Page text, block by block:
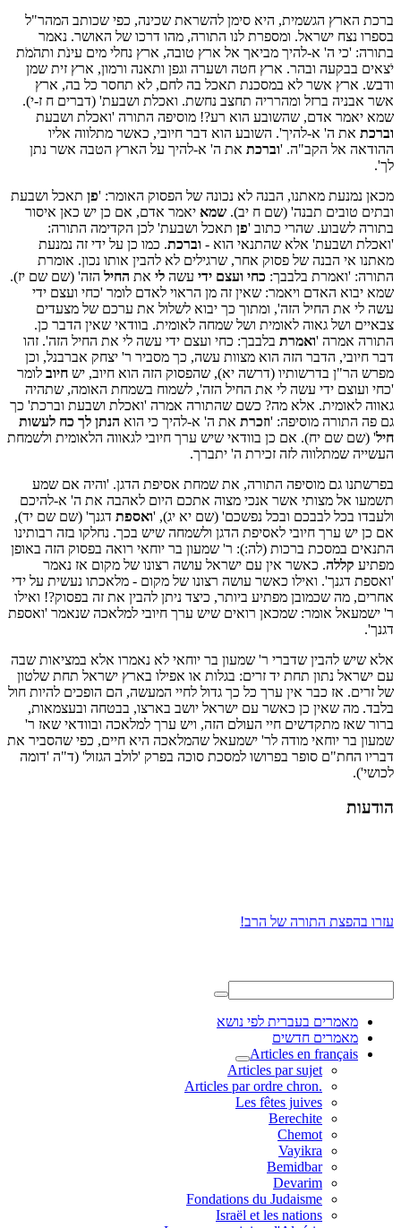
ברכת הארץ הגשמית, היא סימן להשראת שכינה, כפי שכותב המהר"ל
בספרו נצח ישראל. ומספרת לנו התורה, מהו דרכו של האושר. נאמר
בתורה: 'כי ה' א-להיך מביאך אל ארץ טובה, ארץ נחלי מים עינֹת ותהֹמֹת
יֹצאים בבקעה ובהר. ארץ חטה ושערה וגפן ותאנה ורמון, ארץ זית שמן
ודבש. ארץ אשר לא במסכנת תאכל בה לחם, לא תחסר כל בה, ארץ
אשר אבניה ברזל ומהרריה תחצב נחשת. ואכלת ושבעת' (דברים ח ז-י).
שמא יאמר אדם, שהשובע הוא רע?! מוסיפה התורה 'ואכלת ושבעת
וברכת את ה' א-להיך'. השובע הוא דבר חיובי, כאשר מתלווה אליו
ההודאה אל הקב"ה. 'וברכת את ה' א-להיך על הארץ הטבה אשר נתן
לך'.
מכאן נמנעת מאתנו, הבנה לא נכונה של הפסוק האומר: 'פן תאכל ושבעת
ובתים טובים תבנה' (שם ח יב). שמא יאמר אדם, אם כן יש כאן איסור
בתורה לשבוע. שהרי כתוב 'פן תאכל ושבעת' לכן הקדימה התורה:
'ואכלת ושבעת' אלא שהתנאי הוא - וברכת. כמו כן על ידי זה נמנעת
מאתנו אי הבנה של פסוק אחר, שרגילים לא להבין אותו נכון. אומרת
התורה: 'ואמרת בלבבך: כחי ועצם ידי עשה לי את החיל הזה' (שם שם יז).
שמא יבוא האדם ויאמר: שאין זה מן הראוי לאדם לומר 'כחי ועצם ידי
עשה לי את החיל הזה', ומתוך כך יבוא לשלול את ערכם של מצעדים
צבאיים ושל גאוה לאומית ושל שמחה לאומית. בוודאי שאין הדבר כן.
התורה אמרה 'ואמרת בלבבך: כחי ועצם ידי עשה לי את החיל הזה'. זהו
דבר חיובי, הדבר הזה הוא מצוות עשה, כך מסביר ר' יצחק אברבנל, וכן
מפרש הר"ן בדרשותיו (דרשה יא), שהפסוק הזה הוא חיוב, יש חיוב לומר
'כחי ועוצם ידי עשה לי את החיל הזה', לשמוח בשמחת האומה, שתהיה
גאווה לאומית. אלא מה? כשם שהתורה אמרה 'ואכלת ושבעת וברכת' כך
גם פה התורה מוסיפה: 'וזכרת את ה' א-להיך כי הוא הנתן לך כח לעשות
חיל' (שם שם יח). אם כן בוודאי שיש ערך חיובי לגאווה הלאומית ולשמחת
העשייה שמתלווה לזה זכירת ה' יתברך.
בפרשתנו גם מוסיפה התורה, את שמחת אסיפת הדגן. 'והיה אם שמע
תשמעו אל מצותי אשר אנכי מצוה אתכם היום לאהבה את ה' א-להיכם
ולעבדו בכל לבבכם ובכל נפשכם' (שם יא יג), 'ואספת דגנך' (שם שם יד),
אם כן יש ערך חיובי לאסיפת הדגן ולשמחה שיש בכך. נחלקו בזה רבותינו
התנאים במסכת ברכות (לה:): ר' שמעון בר יוחאי רואה בפסוק הזה באופן
מפתיע קללה. כאשר אין עם ישראל עושה רצונו של מקום אז נאמר
'ואספת דגנך'. ואילו כאשר עושה רצונו של מקום - מלאכתו נעשית על ידי
אחרים, מה שכמובן מפתיע ביותר, כיצד ניתן להבין את זה בפסוק?! ואילו
ר' ישמעאל אומר: שמכאן רואים שיש ערך חיובי למלאכה שנאמר 'ואספת
דגנך'.
אלא שיש להבין שדברי ר' שמעון בר יוחאי לא נאמרו אלא במציאות שבה
עם ישראל נתון תחת יד זרים: בגלות או אפילו בארץ ישראל תחת שלטון
של זרים. אז כבר אין ערך כל כך גדול לחיי המעשה, הם הופכים להיות חול
בלבד. מה שאין כן כאשר עם ישראל יושב בארצו, בבטחה ובעצמאות,
ברור שאז מתקדשים חיי העולם הזה, ויש ערך למלאכה ובוודאי שאז ר'
שמעון בר יוחאי מודה לר' ישמעאל שהמלאכה היא חיים, כפי שהסביר את
דבריו החת"ם סופר בפרושו למסכת סוכה בפרק 'לולב הגזול' (ד"ה 'דומה
לכושי').
הודעות
עזרו בהפצת התורה של הרב!
מאמרים בעברית לפי נושא
מאמרים חדשים
Articles en français
Articles par sujet
.Articles par ordre chron
Les fêtes juives
Berechite
Chemot
Vayikra
Bemidbar
Devarim
Fondations du Judaisme
Israël et les nations